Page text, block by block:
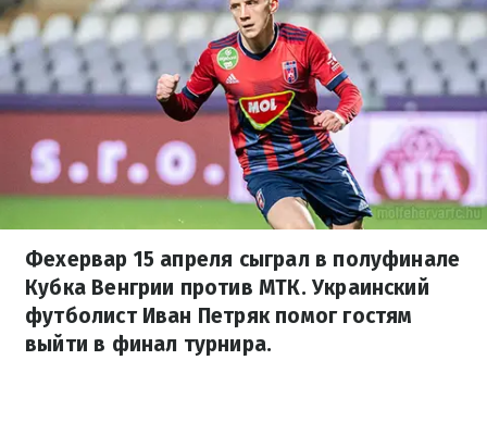
Фехервар 15 апреля сыграл в полуфинале
Кубка Венгрии против МТК. Украинский
футболист Иван Петряк помог гостям
выйти в финал турнира.